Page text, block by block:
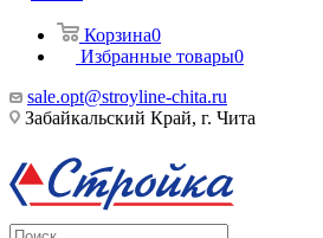
Корзина0
Избранные товары0
sale.opt@stroyline-chita.ru
Забайкальский Край, г. Чита